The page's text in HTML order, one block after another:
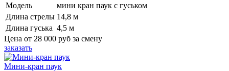
Модель
мини кран паук с гуськом
Длина стрелы 14,8 м
Длина гуська 4,5 м
Цена от 28 000 руб за смену
заказать
Мини-кран паук